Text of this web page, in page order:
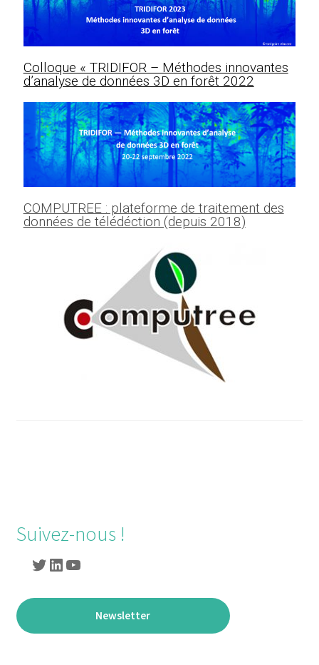
Colloque « TRIDIFOR – Méthodes innovantes
d’analyse de données 3D en forêt 2022
COMPUTREE : plateforme de traitement des
données de télédéction (depuis 2018)
Suivez-nous !
Newsletter